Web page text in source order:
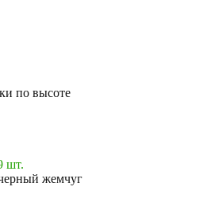
по высоте
шт.
жемчуг